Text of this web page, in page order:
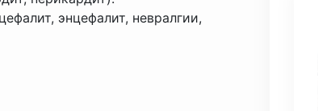
энцефалит, невралгии,